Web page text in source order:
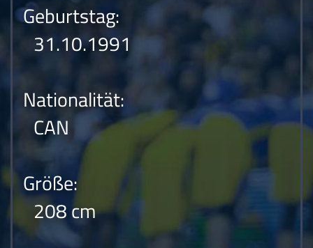
Geburtstag:
31.10.1991
Nationalität:
CAN
Größe:
208 cm